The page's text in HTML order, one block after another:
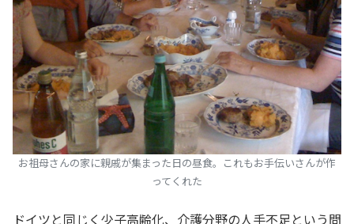
お祖母さんの家に親戚が集まった日の昼食。これもお手伝いさんが作
ってくれた
ドイツと同じく少子高齢化、介護分野の人手不足という問